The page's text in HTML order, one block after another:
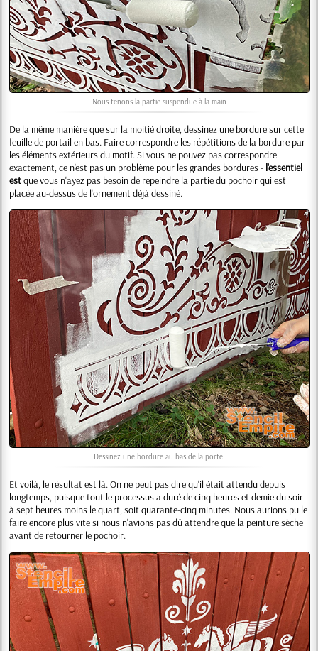
Nous tenons la partie suspendue à la main
De la même manière que sur la moitié droite, dessinez une bordure sur cette
feuille de portail en bas. Faire correspondre les répétitions de la bordure par
les éléments extérieurs du motif. Si vous ne pouvez pas correspondre
exactement, ce n'est pas un problème pour les grandes bordures - l'essentiel
estque vous n'ayez pas besoin de repeindre la partie du pochoir qui est
placée au-dessus de l'ornement déjà dessiné.
Dessinez une bordure au bas de la porte.
Et voilà, le résultat est là. On ne peut pas dire qu'il était attendu depuis
longtemps, puisque tout le processus a duré de cinq heures et demie du soir
à sept heures moins le quart, soit quarante-cinq minutes. Nous aurions pu le
faire encore plus vite si nous n'avions pas dû attendre que la peinture sèche
avant de retourner le pochoir.